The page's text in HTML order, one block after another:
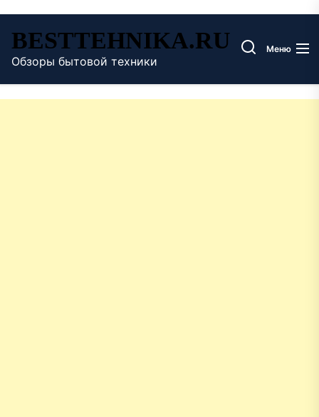
содержимому
BESTTEHNIKA.RU
Обзоры бытовой техники
Меню